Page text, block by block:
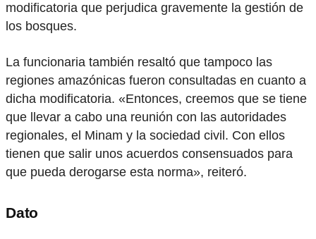
modificatoria que perjudica gravemente la gestión de
los bosques.
La funcionaria también resaltó que tampoco las
regiones amazónicas fueron consultadas en cuanto a
dicha modificatoria. «Entonces, creemos que se tiene
que llevar a cabo una reunión con las autoridades
regionales, el Minam y la sociedad civil. Con ellos
tienen que salir unos acuerdos consensuados para
que pueda derogarse esta norma», reiteró.
Dato